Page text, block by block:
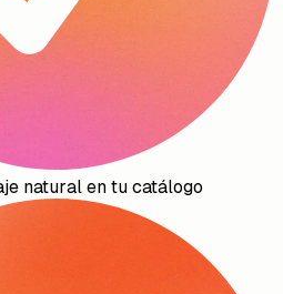
natural en tu catálogo